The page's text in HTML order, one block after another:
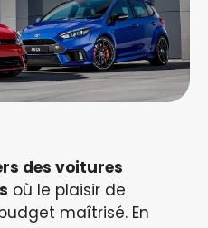
des voitures
où le plaisir de
maîtrisé. En